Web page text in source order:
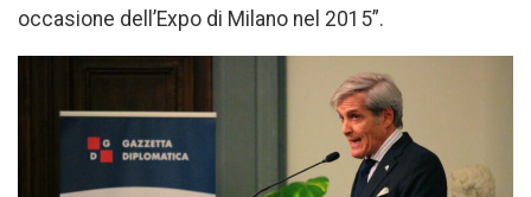
occasione dell’Expo di Milano nel 2015”.